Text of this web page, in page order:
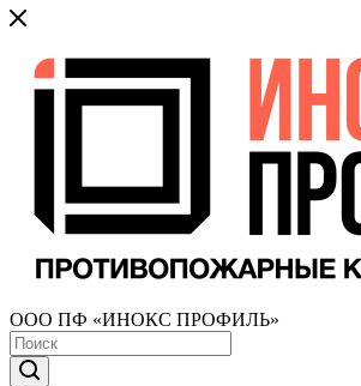
ООО ПФ «ИНОКС ПРОФИЛЬ»